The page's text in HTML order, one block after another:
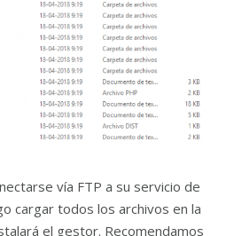
vía FTP a su servicio de
cargar todos los archivos en la
el gestor. Recomendamos